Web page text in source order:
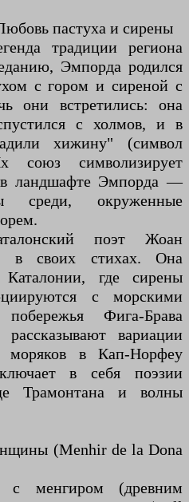
пастуха и сирены
традиции региона
Эмпорда родился
с гором и сиреной с
они встретились: она
с холмов, и в
хижину" (символ
союз символизирует
ландшафте Эмпорда —
среди, окруженные
поэт Жоан
в своих стихах. Она
где сирены
с морскими
Фига-Брава
вариации
моряков в Кап-Норфеу
в себя поэзии
Трамонтана и волны
(Menhir de la Dona
с менгиром (древним